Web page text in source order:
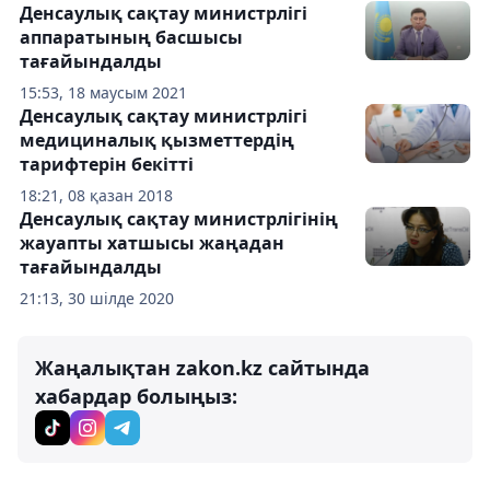
15:53, 18 маусым 2021
Денсаулық сақтау министрлігі
аппаратының басшысы
тағайындалды
18:21, 08 қазан 2018
Денсаулық сақтау министрлігі
медициналық қызметтердің
тарифтерін бекітті
21:13, 30 шілде 2020
Денсаулық сақтау министрлігінің
жауапты хатшысы жаңадан
тағайындалды
Жаңалықтан zakon.kz сайтында
хабардар болыңыз: